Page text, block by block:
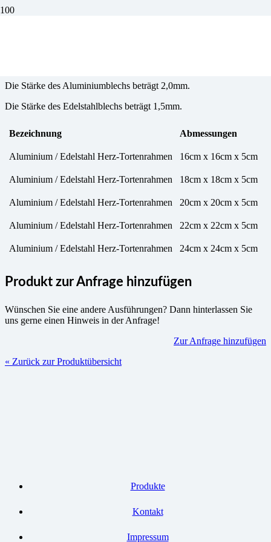
Die Stärke des Aluminiumblechs beträgt 2,0mm.
Die Stärke des Edelstahlblechs beträgt 1,5mm.
Bezeichnung Abmessungen
Aluminium / Edelstahl Herz-Tortenrahmen 16cm x 16cm x 5cm
Aluminium / Edelstahl Herz-Tortenrahmen 18cm x 18cm x 5cm
Aluminium / Edelstahl Herz-Tortenrahmen 20cm x 20cm x 5cm
Aluminium / Edelstahl Herz-Tortenrahmen 22cm x 22cm x 5cm
Aluminium / Edelstahl Herz-Tortenrahmen 24cm x 24cm x 5cm
Produkt zur Anfrage hinzufügen
Wünschen Sie eine andere Ausführungen? Dann hinterlassen Sie
uns gerne einen Hinweis in der Anfrage!
Zur Anfrage hinzufügen
« Zurück zur Produktübersicht
Produkte
Kontakt
Impressum